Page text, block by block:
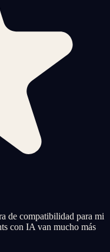
de compatibilidad para mi
con IA van mucho más